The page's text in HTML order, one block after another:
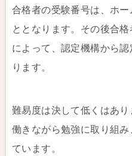
合格者の受験番号は、ホ
ととなります。その後合
によって、認定機構から
ります。
難易度は決して低くはあ
働きながら勉強に取り組
ています。